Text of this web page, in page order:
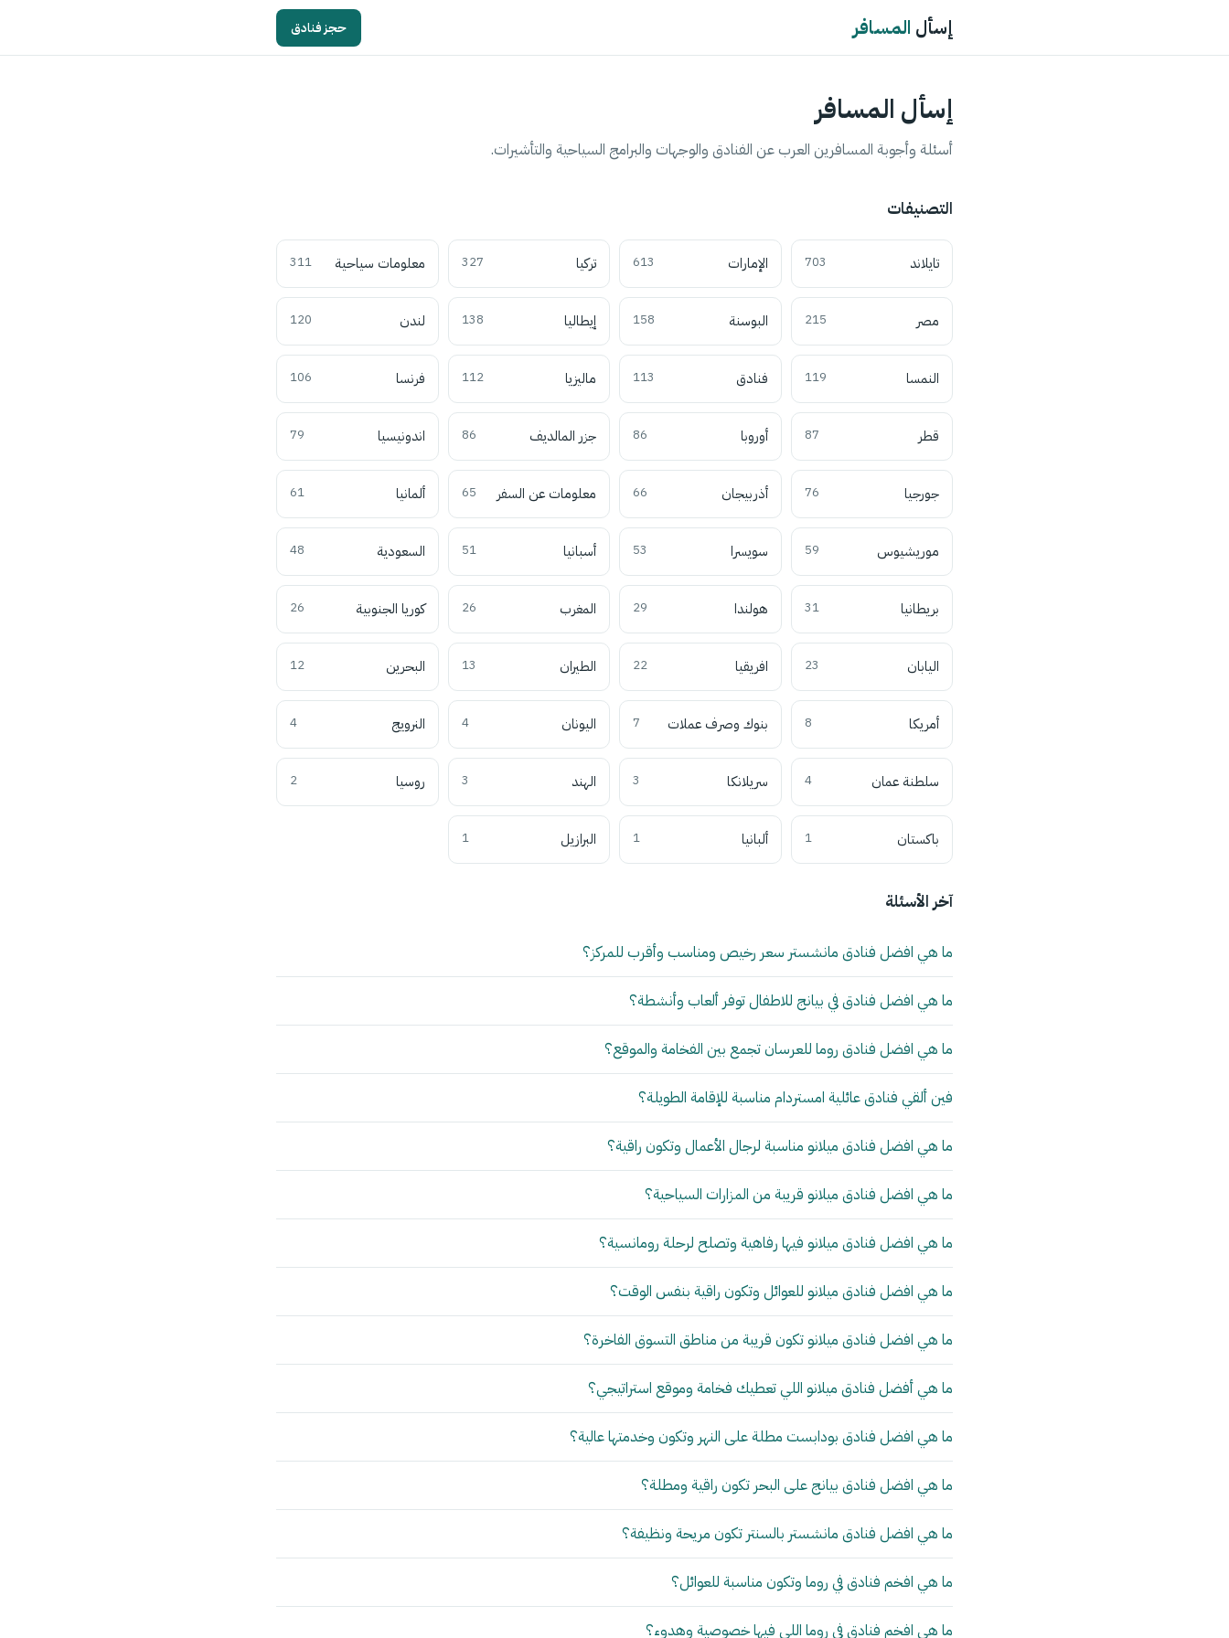
إسأل المسافر حجز فنادق
إسأل المسافر
أسئلة وأجوبة المسافرين العرب عن الفنادق والوجهات والبرامج السياحية والتأشيرات.
التصنيفات
تايلاند 703 الإمارات 613 تركيا 327 معلومات سياحية 311
مصر 215 البوسنة 158 إيطاليا 138 لندن 120
النمسا 119 فنادق 113 ماليزيا 112 فرنسا 106
قطر 87 أوروبا 86 جزر المالديف 86 اندونيسيا 79
جورجيا 76 أذربيجان 66 معلومات عن السفر 65 ألمانيا 61
موريشيوس 59 سويسرا 53 أسبانيا 51 السعودية 48
بريطانيا 31 هولندا 29 المغرب 26 كوريا الجنوبية 26
اليابان 23 افريقيا 22 الطيران 13 البحرين 12
أمريكا 8 بنوك وصرف عملات 7 اليونان 4 النرويج 4
سلطنة عمان 4 سريلانكا 3 الهند 3 روسيا 2
باكستان 1 ألبانيا 1 البرازيل 1
آخر الأسئلة
ما هي افضل فنادق مانشستر سعر رخيص ومناسب وأقرب للمركز؟
ما هي افضل فنادق في بيانج للاطفال توفر ألعاب وأنشطة؟
ما هي افضل فنادق روما للعرسان تجمع بين الفخامة والموقع؟
فين ألقي فنادق عائلية امستردام مناسبة للإقامة الطويلة؟
ما هي افضل فنادق ميلانو مناسبة لرجال الأعمال وتكون راقية؟
ما هي افضل فنادق ميلانو قريبة من المزارات السياحية؟
ما هي افضل فنادق ميلانو فيها رفاهية وتصلح لرحلة رومانسية؟
ما هي افضل فنادق ميلانو للعوائل وتكون راقية بنفس الوقت؟
ما هي افضل فنادق ميلانو تكون قريبة من مناطق التسوق الفاخرة؟
ما هي أفضل فنادق ميلانو اللي تعطيك فخامة وموقع استراتيجي؟
ما هي افضل فنادق بودابست مطلة على النهر وتكون وخدمتها عالية؟
ما هي افضل فنادق بيانج على البحر تكون راقية ومطلة؟
ما هي افضل فنادق مانشستر بالسنتر تكون مريحة ونظيفة؟
ما هي افخم فنادق في روما وتكون مناسبة للعوائل؟
ما هي افخم فنادق في روما اللي فيها خصوصية وهدوء؟